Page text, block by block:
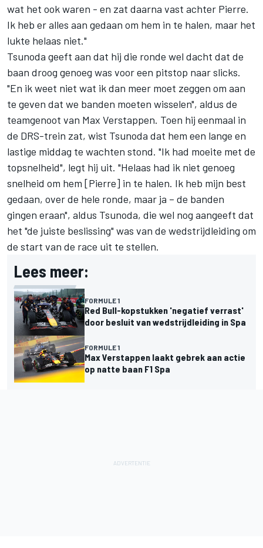
wat het ook waren - en zat daarna vast achter Pierre.
Ik heb er alles aan gedaan om hem in te halen, maar het
lukte helaas niet."
Tsunoda geeft aan dat hij die ronde wel dacht dat de
baan droog genoeg was voor een pitstop naar slicks.
"En ik weet niet wat ik dan meer moet zeggen om aan
te geven dat we banden moeten wisselen", aldus de
teamgenoot van Max Verstappen. Toen hij eenmaal in
de DRS-trein zat, wist Tsunoda dat hem een lange en
lastige middag te wachten stond. "Ik had moeite met de
topsnelheid", legt hij uit. "Helaas had ik niet genoeg
snelheid om hem [Pierre] in te halen. Ik heb mijn best
gedaan, over de hele ronde, maar ja – de banden
gingen eraan", aldus Tsunoda, die wel nog aangeeft dat
het "de juiste beslissing" was van de wedstrijdleiding om
de start van de race uit te stellen.
Lees meer:
FORMULE 1
Red Bull-kopstukken 'negatief verrast'
door besluit van wedstrijdleiding in Spa
FORMULE 1
Max Verstappen laakt gebrek aan actie
op natte baan F1 Spa